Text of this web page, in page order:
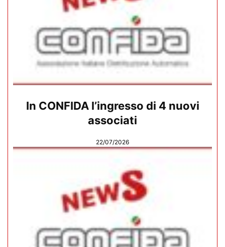
In CONFIDA l’ingresso di 4 nuovi
associati
22/07/2026